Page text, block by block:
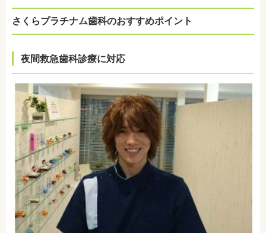
さくらプラチナム歯科のおすすめポイント
夜間救急歯科診療に対応